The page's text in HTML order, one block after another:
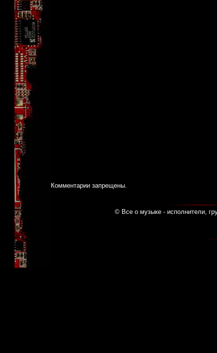
Комментарии запрещены.
© Все о музыке - исполнители,